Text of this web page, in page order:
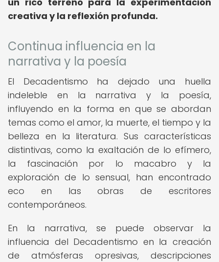
creativa y la reflexión profunda.
Continua influencia en la
narrativa y la poesía
El Decadentismo ha dejado una huella
indeleble en la narrativa y la poesía,
influyendo en la forma en que se abordan
temas como el amor, la muerte, el tiempo y la
belleza en la literatura. Sus características
distintivas, como la exaltación de lo efímero,
la fascinación por lo macabro y la
exploración de lo sensual, han encontrado
eco en las obras de escritores
contemporáneos.
En la narrativa, se puede observar la
influencia del Decadentismo en la creación
de atmósferas opresivas, descripciones